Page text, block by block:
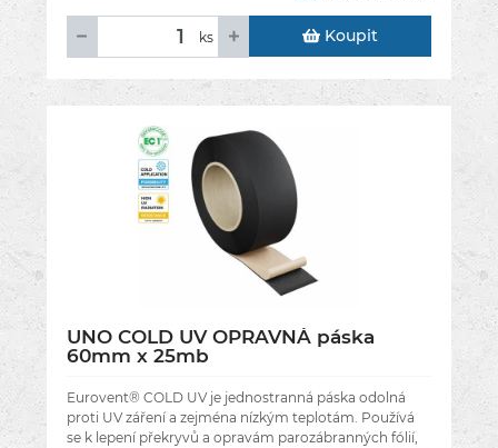
ks Koupit
UNO COLD UV OPRAVNÁ páska
60mm x 25mb
Eurovent® COLD UV je jednostranná páska odolná
proti UV záření a zejména nízkým teplotám. Používá
se k lepení překryvů a opravám parozábranných fólií,